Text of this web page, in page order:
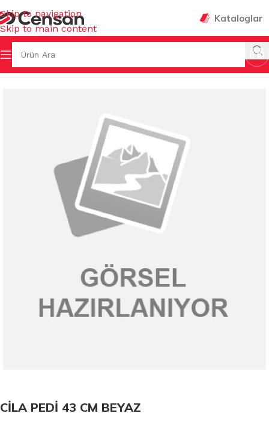
Skip to navigation
Skip to main content
Kataloglar
YER TEMİZLEME GEREÇLERİ
CİLA PEDİ 43 CM BEYAZ